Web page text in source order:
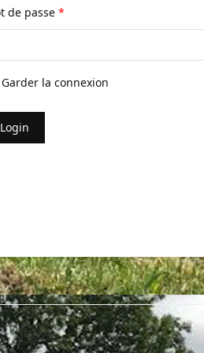
de passe*
Garder la connexion
Login